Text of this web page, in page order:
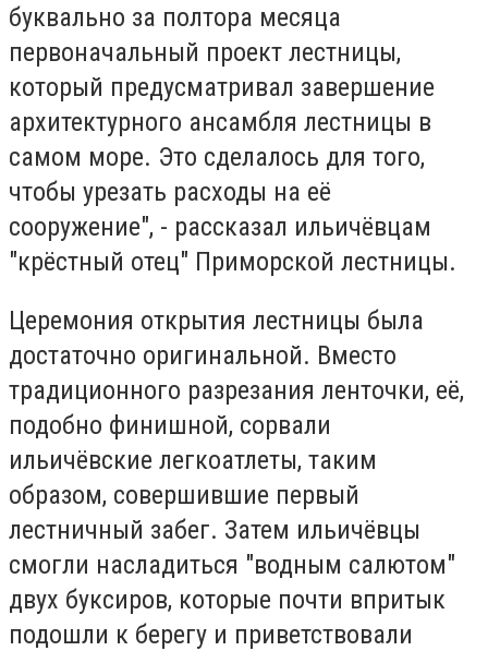
буквально за полтора месяца
первоначальный проект лестницы,
который предусматривал завершение
архитектурного ансамбля лестницы в
самом море. Это сделалось для того,
чтобы урезать расходы на её
сооружение", - рассказал ильичёвцам
"крёстный отец" Приморской лестницы.
Церемония открытия лестницы была
достаточно оригинальной. Вместо
традиционного разрезания ленточки, её,
подобно финишной, сорвали
ильичёвские легкоатлеты, таким
образом, совершившие первый
лестничный забег. Затем ильичёвцы
смогли насладиться "водным салютом"
двух буксиров, которые почти впритык
подошли к берегу и приветствовали